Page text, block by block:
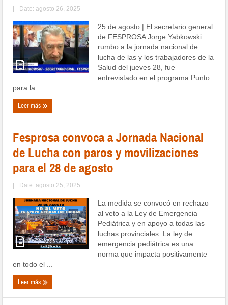
| Date: agosto 26, 2025
25 de agosto | El secretario general
de FESPROSA Jorge Yabkowski
rumbo a la jornada nacional de
lucha de las y los trabajadores de la
Salud del jueves 28, fue
entrevistado en el programa Punto
para la ...
Leer más
Fesprosa convoca a Jornada Nacional
de Lucha con paros y movilizaciones
para el 28 de agosto
| Date: agosto 25, 2025
La medida se convocó en rechazo
al veto a la Ley de Emergencia
Pediátrica y en apoyo a todas las
luchas provinciales. La ley de
emergencia pediátrica es una
norma que impacta positivamente
en todo el ...
Leer más